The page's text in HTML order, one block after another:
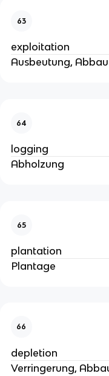
63
exploitation
Ausbeutung,
64
logging
Abholzung
65
plantation
Plantage
66
depletion
Verringerung,